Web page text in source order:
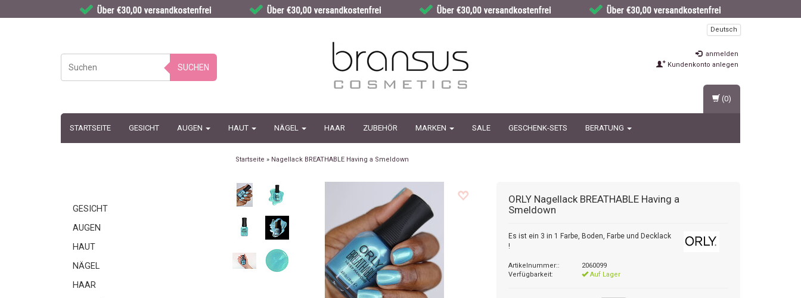
SUCHEN
Deutsch
anmelden
Kundenkonto anlegen
STARTSEITE GESICHT AUGEN HAUT NÄGEL HAAR ZUBEHÖR MARKEN SALE GESCHENK-SETS BERATUNG
(0)
GESICHT
AUGEN
HAUT
NÄGEL
HAAR
Startseite » Nagellack BREATHABLE Having a Smeldown
ORLY Nagellack BREATHABLE Having a
Smeldown
Es ist ein 3 in 1 Farbe, Boden, Farbe und Decklack
!
Artikelnummer::
2060099
Verfügbarkeit:
Auf Lager